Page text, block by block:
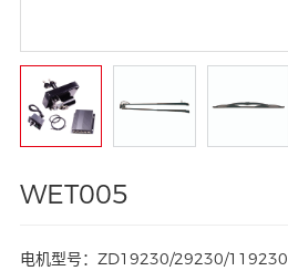
WET005
电机型号：ZD19230/29230/119230